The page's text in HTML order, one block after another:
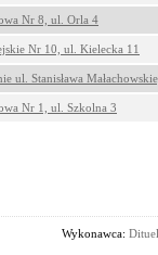
Nr 8, ul. Orla 4
Nr 10, ul. Kielecka 11
ul. Stanisława
Nr 1, ul. Szkolna 3
Wykonawca: